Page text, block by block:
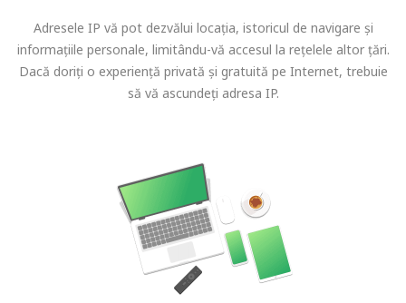
Adresele IP vă pot dezvălui locația, istoricul de navigare și
informațiile personale, limitându-vă accesul la rețelele altor țări.
Dacă doriți o experiență privată și gratuită pe Internet, trebuie
să vă ascundeți adresa IP.